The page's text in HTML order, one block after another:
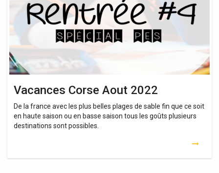
Vacances Corse Aout 2022
De la france avec les plus belles plages de sable fin que ce soit
en haute saison ou en basse saison tous les goûts plusieurs
destinations sont possibles.